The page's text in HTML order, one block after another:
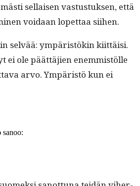
sel­l­aisen vas­tus­tuk­sen, että
voidaan lopet­taa siihen.
selvää: ympäristökin kiit­täisi.
ei ole päät­täjien enem­mistölle
arvo. Ympäristö kun ei
sanoo: